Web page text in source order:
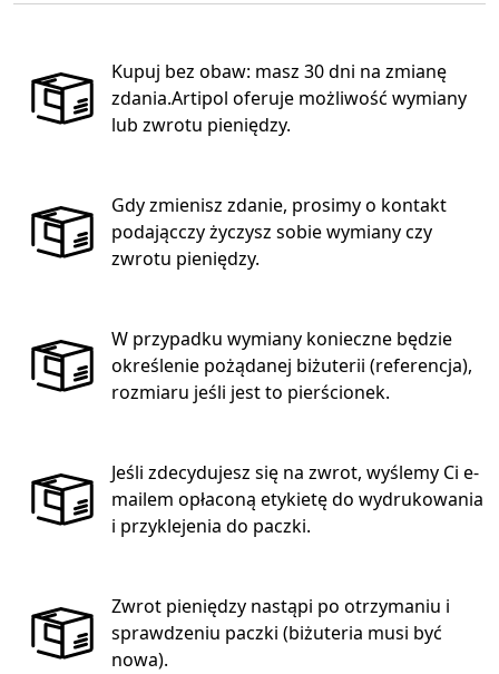
Kupuj bez obaw: masz 30 dni na zmianę
zdania.Artipol oferuje możliwość wymiany
lub zwrotu pieniędzy.
Gdy zmienisz zdanie, prosimy o kontakt
podającczy życzysz sobie wymiany czy
zwrotu pieniędzy.
W przypadku wymiany konieczne będzie
określenie pożądanej biżuterii (referencja),
rozmiaru jeśli jest to pierścionek.
Jeśli zdecydujesz się na zwrot, wyślemy Ci e-
mailem opłaconą etykietę do wydrukowania
i przyklejenia do paczki.
Zwrot pieniędzy nastąpi po otrzymaniu i
sprawdzeniu paczki (biżuteria musi być
nowa).